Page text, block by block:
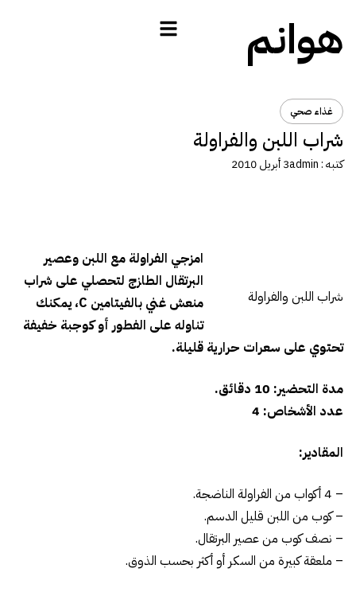
هوانم
غذاء صحي
شراب اللبن والفراولة
كتبه :admin3 أبريل 2010
شراب اللبن والفراولة
امزجي الفراولة مع اللبن وعصير
البرتقال الطازج لتحصلي على شراب
منعش غني بالفيتامين C، يمكنك
تناوله على الفطور أو كوجبة خفيفة
تحتوي على سعرات حرارية قليلة.
مدة التحضير: 10 دقائق.
عدد الأشخاص: 4
المقادير:
– 4 أكواب من الفراولة الناضجة.
– كوب من اللبن قليل الدسم.
– نصف كوب من عصير البرتقال.
– ملعقة كبيرة من السكر أو أكثر بحسب الذوق.